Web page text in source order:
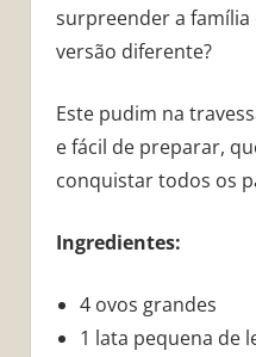
surpreender a família
versão diferente?
Este pudim na
e fácil de preparar,
conquistar todos os
Ingredientes:
4 ovos grandes
1 lata pequena de